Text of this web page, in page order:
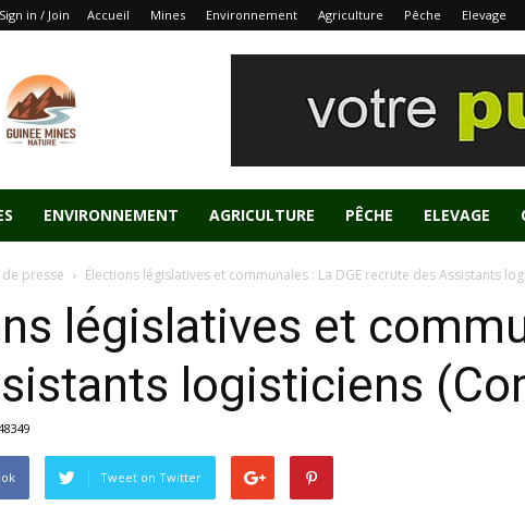
Sign in / Join Accueil Mines Environnement Agriculture Pêche Elevage
ENVIRONNEMENT AGRICULTURE PÊCHE ELEVAGE
presse Élections législatives et communales : La DGE recrute des Assistants
législatives et
logisticiens
Tweet on Twitter